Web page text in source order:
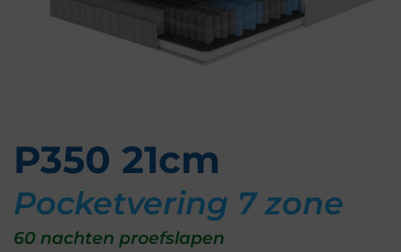
P350 21cm
Pocketvering 7 zone
60 nachten proefslapen